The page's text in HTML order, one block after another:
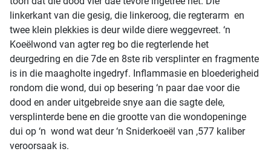
linkerkant van die gesig, die linkeroog, die regterarm en
twee klein plekkies is deur wilde diere weggevreet. ‘n
Koeëlwond van agter reg bo die regterlende het
deurgedring en die 7de en 8ste rib versplinter en fragmente
is in die maagholte ingedryf. Inflammasie en bloederigheid
rondom die wond, dui op besering ‘n paar dae voor die
dood en ander uitgebreide snye aan die sagte dele,
versplinterde bene en die grootte van die wondopeninge
dui op ‘n wond wat deur ‘n Sniderkoeël van ,577 kaliber
veroorsaak is.